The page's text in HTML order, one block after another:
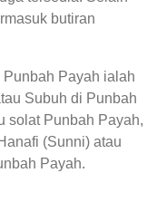
butiran
Punbah Payah ialah
Subuh di Punbah
solat Punbah Payah,
(Sunni) atau
Payah.